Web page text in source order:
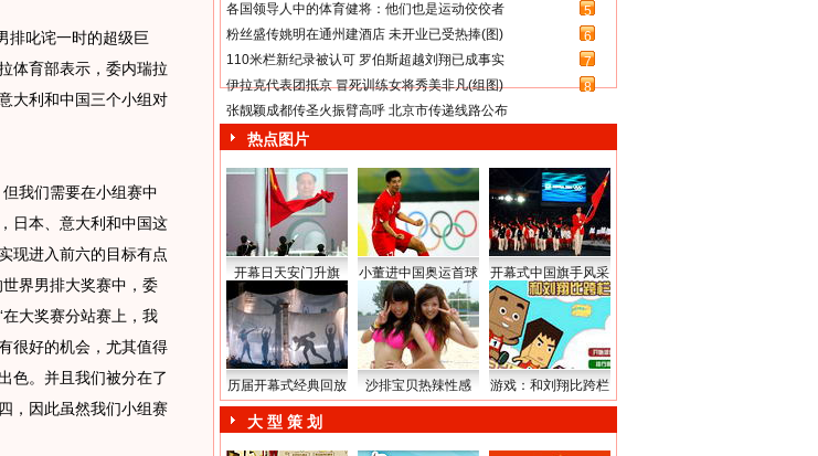
排叱诧一时的超级巨
体育部表示，委内瑞拉
大利和中国三个小组对
我们需要在小组赛中
日本、意大利和中国这
现进入前六的目标有点
界男排大奖赛中，委
大奖赛分站赛上，我
很好的机会，尤其值得
色。并且我们被分在了
，因此虽然我们小组赛
各国领导人中的体育健将：他们也是运动佼佼者
5
粉丝盛传姚明在通州建酒店 未开业已受热捧(图)
6
110米栏新纪录被认可 罗伯斯超越刘翔已成事实
7
伊拉克代表团抵京 冒死训练女将秀美非凡(组图)
8
张靓颖成都传圣火振臂高呼 北京市传递线路公布
热点图片
开幕日天安门升旗 小董进中国奥运首球 开幕式中国旗手风采
历届开幕式经典回放 沙排宝贝热辣性感 游戏：和刘翔比跨栏
大 型 策 划